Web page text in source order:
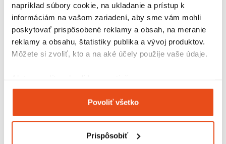
napríklad súbory cookie, na ukladanie a prístup k
informáciám na vašom zariadení, aby sme vám mohli
poskytovať prispôsobené reklamy a obsah, na meranie
reklamy a obsahu, štatistiky publika a vývoj produktov.
Môžete si zvoliť, kto a na aké účely použije vaše údaje.
Zhromažďovať informácie o vašej geografickej
polohe s presnosťou na niekoľko metrov
Identifikovať vaše zariadenie aktívnym
Povoliť všetko
Prispôsobiť
Zákusková krabička s okienkom
eko 200x140x55